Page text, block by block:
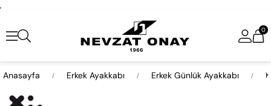
,
0
Anasayfa Erkek Ayakkabı Erkek Günlük Ayakkabı